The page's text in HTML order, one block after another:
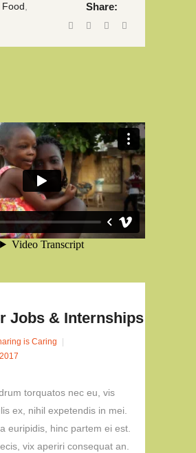
Food Share:
Jobs & Internships
is Caring
torquatos nec eu, vis
ex, nihil expetendis in mei.
euripidis, hinc partem ei est.
vix aperiri consequat an.